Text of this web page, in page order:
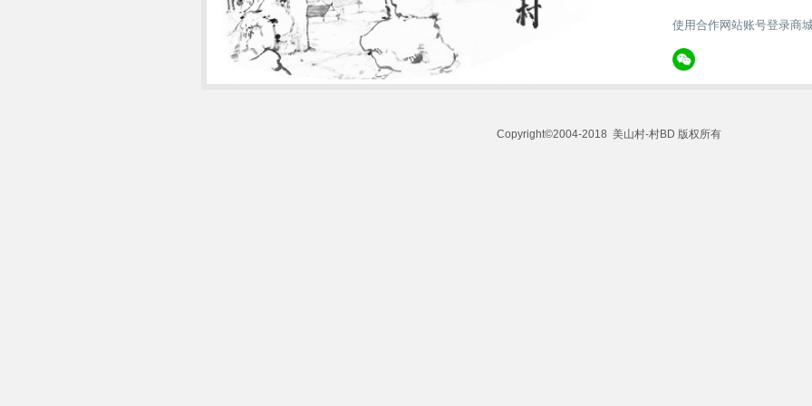
使用合作网站账号登录商城
Copyright©2004-2018 美山村-村BD 版权所有